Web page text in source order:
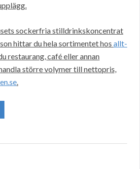
sockerfria stilldrinkskoncentrat
hittar du hela sortimentet hos allt-
restaurang, café eller annan
större volymer till nettopris,
.